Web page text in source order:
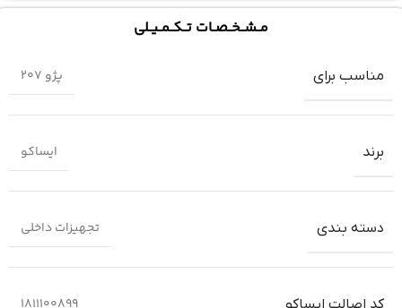
مــشــخــصــات تــکــمــیــلی
مناسب برای پژو 207
برند ایساکو
دسته بندی تجهیزات داخلی
کد اصالت ایساکو